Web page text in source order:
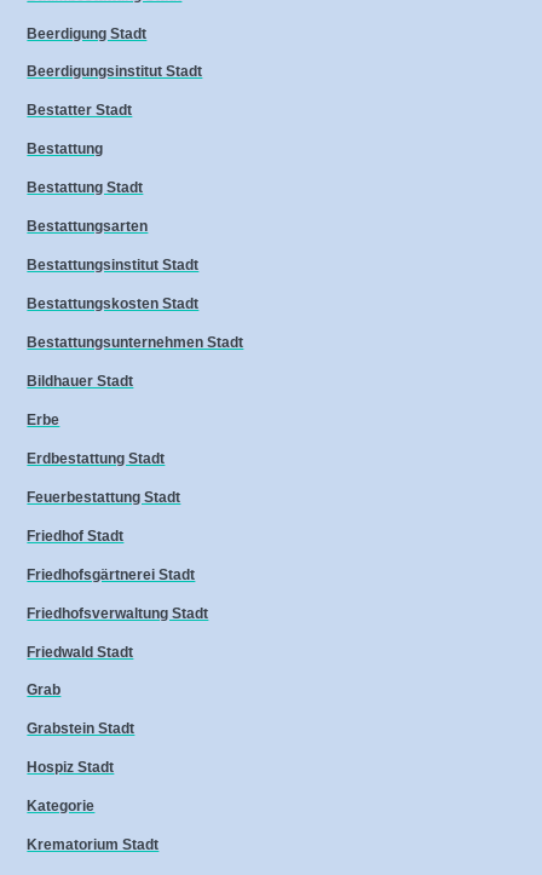
Beerdigung Stadt
Beerdigungsinstitut Stadt
Bestatter Stadt
Bestattung
Bestattung Stadt
Bestattungsarten
Bestattungsinstitut Stadt
Bestattungskosten Stadt
Bestattungsunternehmen Stadt
Bildhauer Stadt
Erbe
Erdbestattung Stadt
Feuerbestattung Stadt
Friedhof Stadt
Friedhofsgärtnerei Stadt
Friedhofsverwaltung Stadt
Friedwald Stadt
Grab
Grabstein Stadt
Hospiz Stadt
Kategorie
Krematorium Stadt